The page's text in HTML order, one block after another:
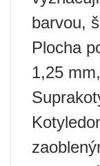
barvou,
Plocha
1,25